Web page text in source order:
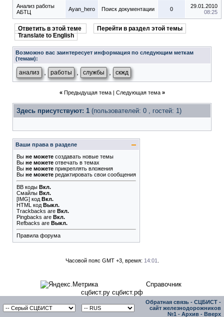
Анализ работы
АБТЦ
Ayan_hero Поиск документации 0
29.01.2010
08:25
Ответить в этой теме
Перейти в раздел этой темы
Translate to English
Возможно вас заинтересует информация по следующим меткам
(темам):
анализ работы службы скжд
« Предыдущая тема| Следующая тема »
Здесь присутствуют: 1 (пользователей: 0 , гостей: 1)
Ваши права в разделе
Вы не можете создавать новые темы
Вы не можете отвечать в темах
Вы не можете прикреплять вложения
Вы не можете редактировать свои сообщения
BB коды Вкл.
Смайлы Вкл.
[IMG] код Вкл.
HTML код Выкл.
Trackbacks are Вкл.
Pingbacks are Вкл.
Refbacks are Выкл.
Правила форума
Часовой пояс GMT +3, время: 14:01
Справочник
сцбист.ру сцбист.рф
Обратная связь - СЦБИСТ -
сайт железнодорожников
№1 - Архив - Вверх